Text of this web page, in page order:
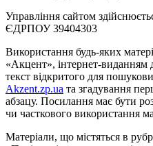
Управління сайтом
ЄДРПОУ 39404303
Використання будь-яких
«Акцент», інтернет-виданням
текст відкритого для
Akzent.zp.ua та згадування
абзацу. Посилання має бути
чи часткового використання
Матеріали, що містяться в